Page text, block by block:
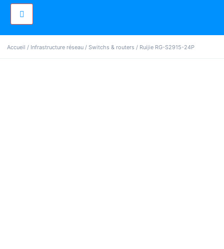
Accueil / Infrastructure réseau / Switchs & routers / Ruijie RG-S2915-24P